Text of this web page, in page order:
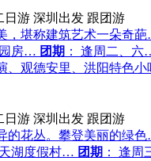
日游 深圳出发 跟团游
，堪称建筑艺术一朵奇
园房… 团期 ： 逢周二、六
、观德安里、洪阳特色
日游 深圳出发 跟团游
的花丛。攀登美丽的绿
天湖度假村… 团期 ： 逢